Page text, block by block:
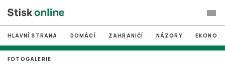
search
# MUNI
HLAVNÍ STRANA DOMÁCÍ ZAHRANIČÍ NÁZORY
FOTOGALERIE